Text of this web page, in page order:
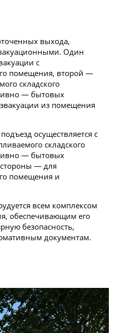
выхода,
Один
с
помещения, второй —
складского
— бытовых
из помещения
осуществляется с
складского
— бытовых
— для
помещения и
всем комплексом
обеспечивающим его
безопасность,
документам.